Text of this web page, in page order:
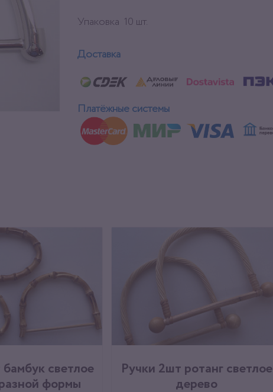
Упаковка 10 шт.
Доставка
Платёжные системы
бамбук светлое
формы
Ручки 2шт ротанг светлое
дерево